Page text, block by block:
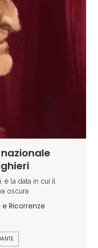
è la data in cui il
oscura
Ricorrenze